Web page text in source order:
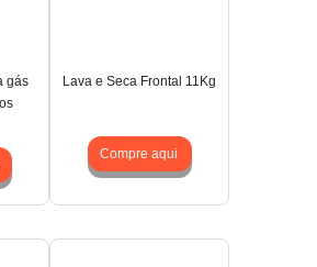
gás
Lava e Seca Frontal 11Kg
Compre aqui